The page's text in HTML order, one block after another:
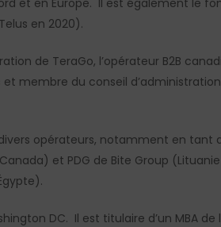
et en Europe. Il est également le
en 2020).
de TeraGo, l’opérateur B2B
membre du conseil
opérateurs, notamment en tant
et PDG de Bite Group
DC. Il est titulaire d’un MBA de